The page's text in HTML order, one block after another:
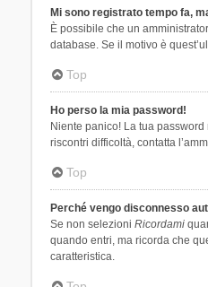
Mi sono registrato tempo fa,
È possibile che un
database. Se il motivo è
Top
Ho perso la mia password!
Niente panico! La tua
riscontri difficoltà, contatta
Top
Perché vengo disconnesso
Se non selezioni Ricordami
quando entri, ma ricorda che
caratteristica.